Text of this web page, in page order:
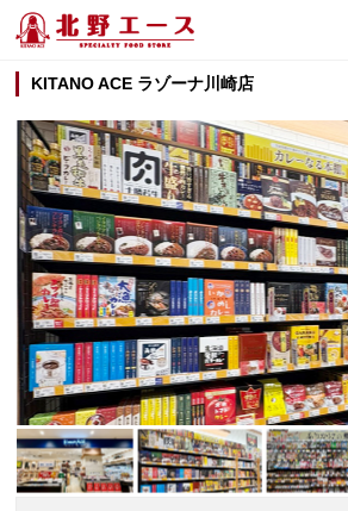
KITANO ACE ラゾーナ川崎店